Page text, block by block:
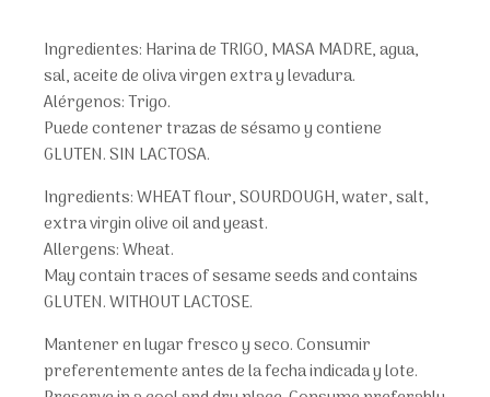
Ingredientes: Harina de TRIGO, MASA MADRE, agua,
sal, aceite de oliva virgen extra y levadura.
Alérgenos: Trigo.
Puede contener trazas de sésamo y contiene
GLUTEN. SIN LACTOSA.
Ingredients: WHEAT flour, SOURDOUGH, water, salt,
extra virgin olive oil and yeast.
Allergens: Wheat.
May contain traces of sesame seeds and contains
GLUTEN. WITHOUT LACTOSE.
Mantener en lugar fresco y seco. Consumir
preferentemente antes de la fecha indicada y lote.